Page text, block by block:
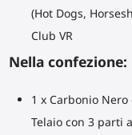
(Hot Dogs,
Club VR
Nella confezione:
1 x Carbonio
Telaio con 3 parti